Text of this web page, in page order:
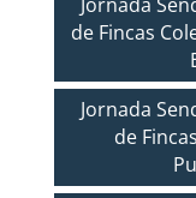
de Fincas
Jornada
de